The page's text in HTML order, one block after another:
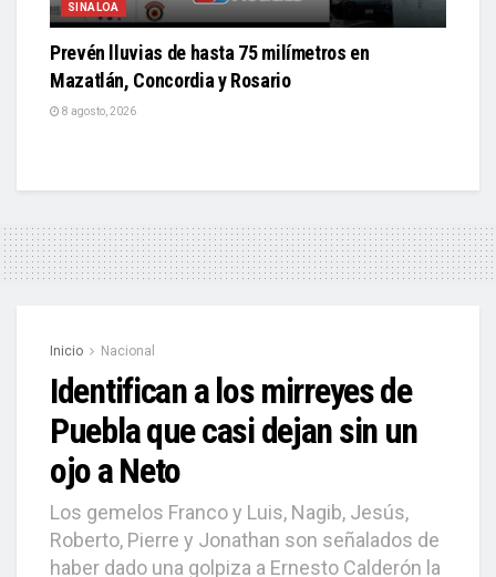
SINALOA
Prevén lluvias de hasta 75 milímetros en
Mazatlán, Concordia y Rosario
8 agosto, 2026
Inicio Nacional
Identifican a los mirreyes de
Puebla que casi dejan sin un
ojo a Neto
Los gemelos Franco y Luis, Nagib, Jesús,
Roberto, Pierre y Jonathan son señalados de
haber dado una golpiza a Ernesto Calderón la